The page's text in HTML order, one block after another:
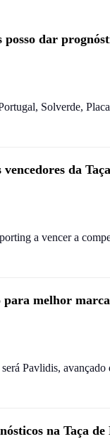
posso dar
Solverde,
da
a vencer a
melhor
Pavlidis,
na Taça